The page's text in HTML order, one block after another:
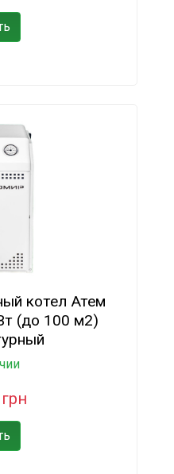
котел Атем
(до 100 м2)